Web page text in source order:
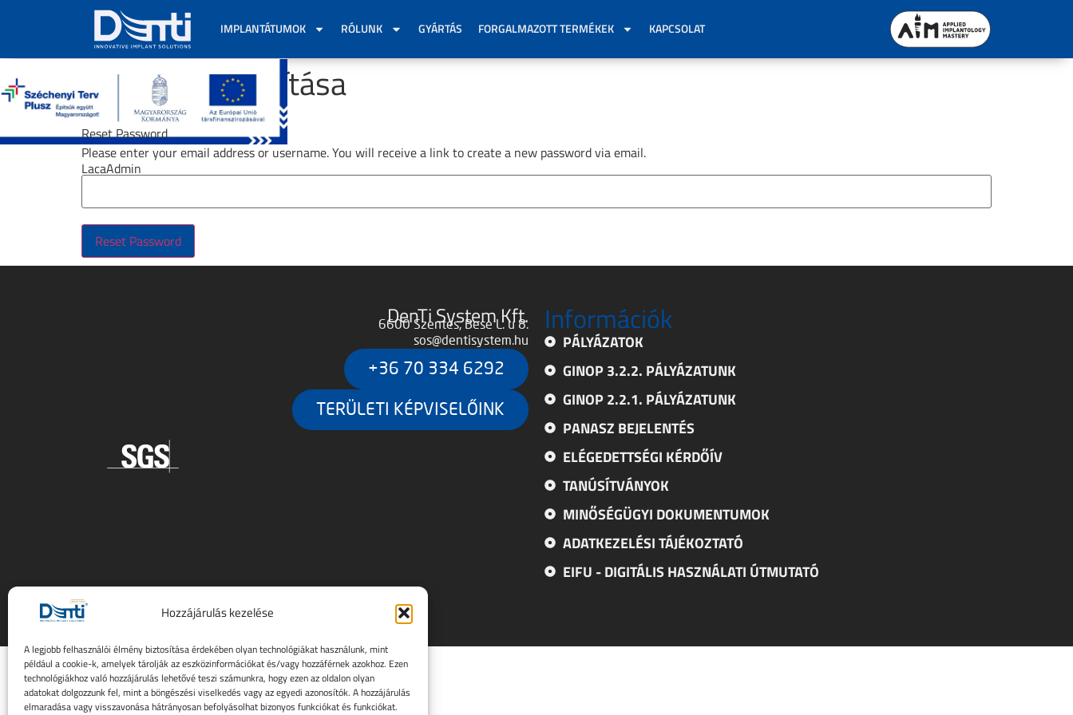
Hozzájárulás kezelése
A legjobb felhasználói élmény biztosítása érdekében olyan technológiákat használunk, mint
például a cookie-k, amelyek tárolják az eszközinformációkat és/vagy hozzáférnek azokhoz. Ezen
technológiákhoz való hozzájárulás lehetővé teszi számunkra, hogy ezen az oldalon olyan
adatokat dolgozzunk fel, mint a böngészési viselkedés vagy az egyedi azonosítók. A hozzájárulás
elmaradása vagy visszavonása hátrányosan befolyásolhat bizonyos funkciókat és funkciókat.
IMPLANTÁTUMOK RÓLUNK GYÁRTÁS FORGALMAZOTT TERMÉKEK KAPCSOLAT
Jelszó visszaállítása
Reset Password
Please enter your email address or username. You will receive a link to create a new password via email.
LacaAdmin
Reset Password
DenTi System Kft.
6600 Szentes, Bese L. u 8.
sos@dentisystem.hu
+36 70 334 6292
TERÜLETI KÉPVISELŐINK
Információk
PÁLYÁZATOK
GINOP 3.2.2. PÁLYÁZATUNK
GINOP 2.2.1. PÁLYÁZATUNK
PANASZ BEJELENTÉS
ELÉGEDETTSÉGI KÉRDŐÍV
TANÚSÍTVÁNYOK
MINŐSÉGÜGYI DOKUMENTUMOK
ADATKEZELÉSI TÁJÉKOZTATÓ
EIFU - DIGITÁLIS HASZNÁLATI ÚTMUTATÓ